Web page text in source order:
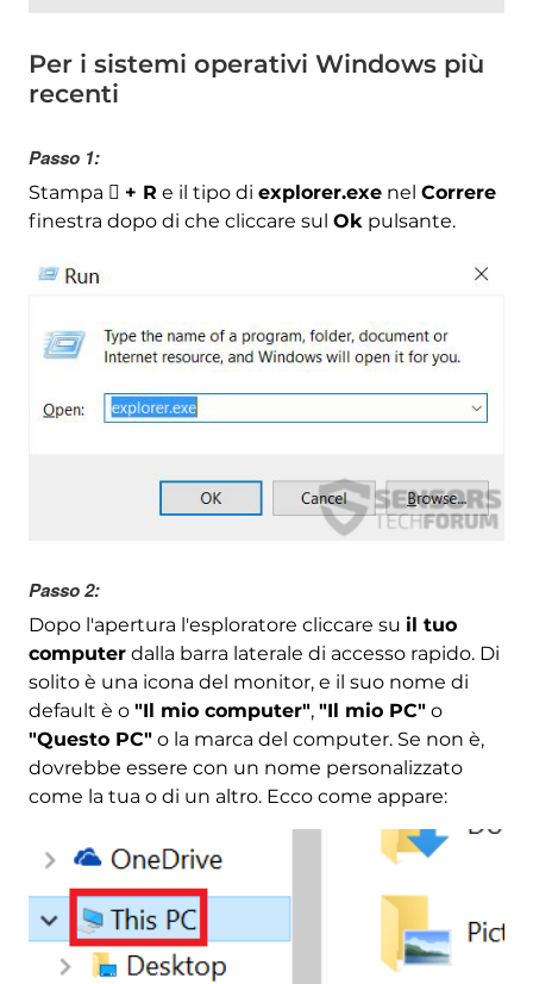
Per i sistemi operativi Windows più
recenti
Passo 1:
Stampa  + R e il tipo di explorer.exenel Correre
finestra dopo di che cliccare sul Okpulsante.
Passo 2:
Dopo l'apertura l'esploratore cliccare su il tuo
computerdalla barra laterale di accesso rapido. Di
solito è una icona del monitor, e il suo nome di
default è o "Il mio computer", "Il mio PC"o
"Questo PC"o la marca del computer. Se non è,
dovrebbe essere con un nome personalizzato
come la tua o di un altro. Ecco come appare: